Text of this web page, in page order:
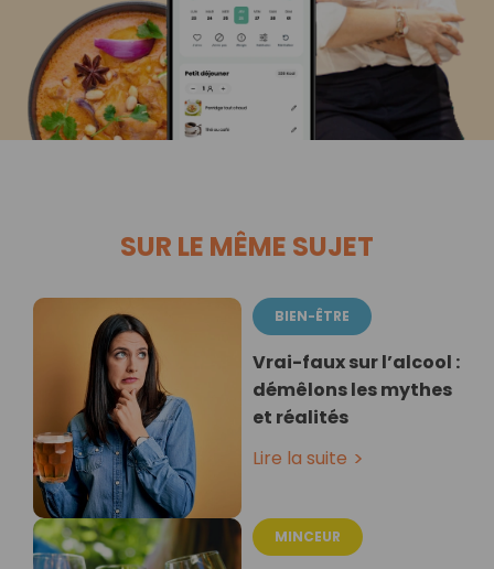
SUR LE MÊME SUJET
BIEN-ÊTRE
Vrai-faux sur l’alcool :
démêlons les mythes
et réalités
Lire la suite
MINCEUR